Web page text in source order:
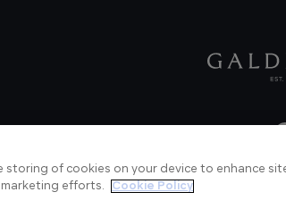
Articles News Videos Verified
storing of cookies on your device to enhance
marketing efforts.
Cookie Policy